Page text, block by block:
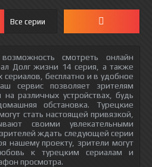
Все серии
смотреть онлайн
Долг жизни 14 серия, а также
сериалов, бесплатно и в удобное
сервис позволяет зрителям
на различных устройствах, будь
обстановка. Турецкие
стать настоящей привязкой,
своими увлекательными
ждать следующей серии
нашему проекту, зрители могут
к турецким сериалам и
просмотра.